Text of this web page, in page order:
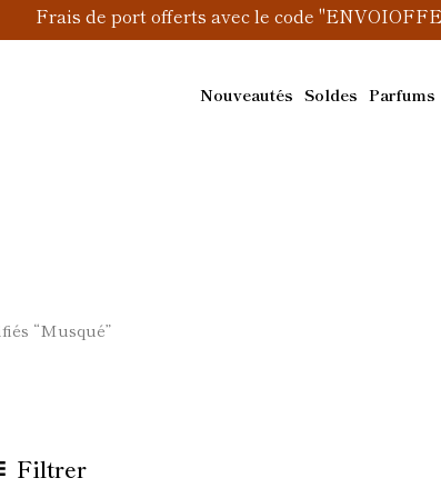
Frais de port offerts avec le code
Nouveautés Soldes Parfums
“Musqué”
Filtrer